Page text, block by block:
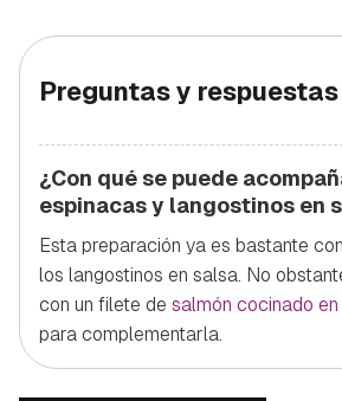
Preguntas y respuestas
¿Con qué se puede
espinacas y langostinos en
Esta preparación ya es bastante
los langostinos en salsa. No
con un filete de salmón cocinado
para complementarla.